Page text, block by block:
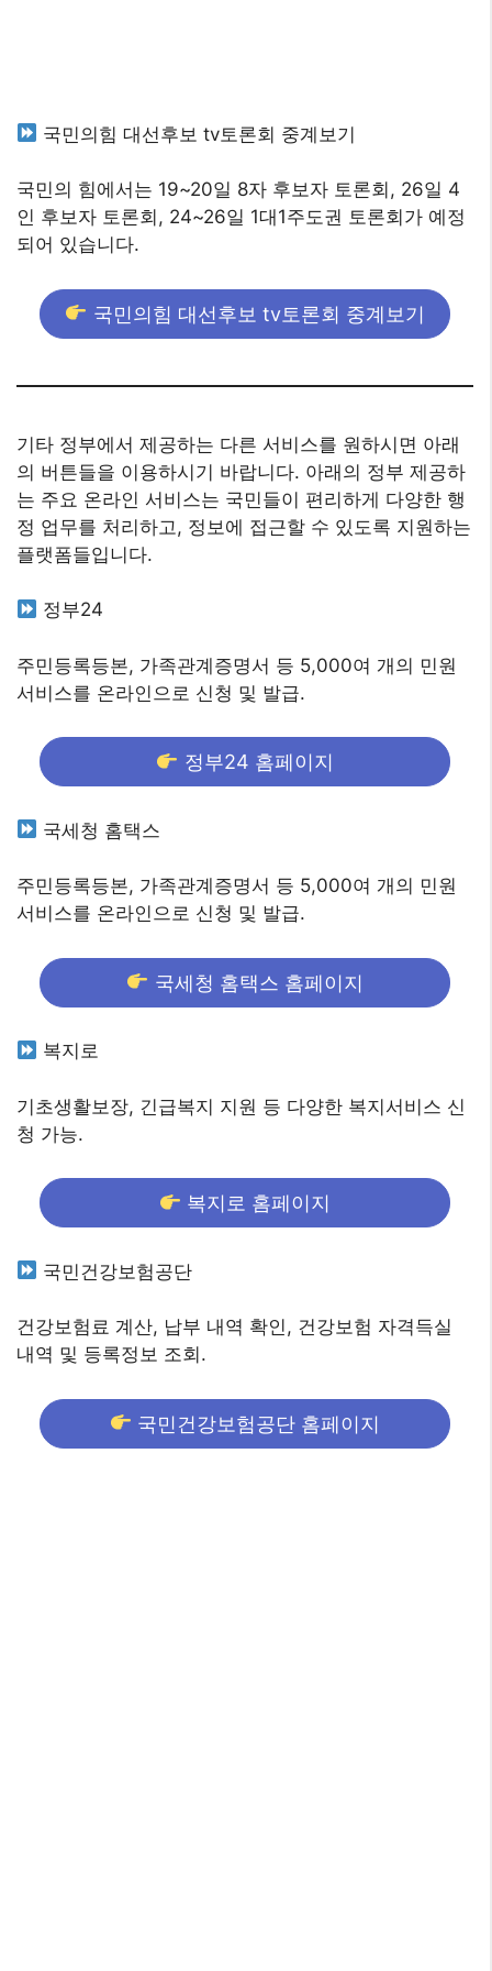
국민의힘 대선후보 tv토론회 중계보기
국민의 힘에서는 19~20일 8자 후보자 토론회, 26일 4
인 후보자 토론회, 24~26일 1대1주도권 토론회가 예정
되어 있습니다.
국민의힘 대선후보 tv토론회 중계보기
기타 정부에서 제공하는 다른 서비스를 원하시면 아래
의 버튼들을 이용하시기 바랍니다. 아래의 정부 제공하
는 주요 온라인 서비스는 국민들이 편리하게 다양한 행
정 업무를 처리하고, 정보에 접근할 수 있도록 지원하는
플랫폼들입니다.
정부24
주민등록등본, 가족관계증명서 등 5,000여 개의 민원
서비스를 온라인으로 신청 및 발급.
정부24 홈페이지
국세청 홈택스
주민등록등본, 가족관계증명서 등 5,000여 개의 민원
서비스를 온라인으로 신청 및 발급.
국세청 홈택스 홈페이지
복지로
기초생활보장, 긴급복지 지원 등 다양한 복지서비스 신
청 가능.
복지로 홈페이지
국민건강보험공단
건강보험료 계산, 납부 내역 확인, 건강보험 자격득실
내역 및 등록정보 조회.
국민건강보험공단 홈페이지